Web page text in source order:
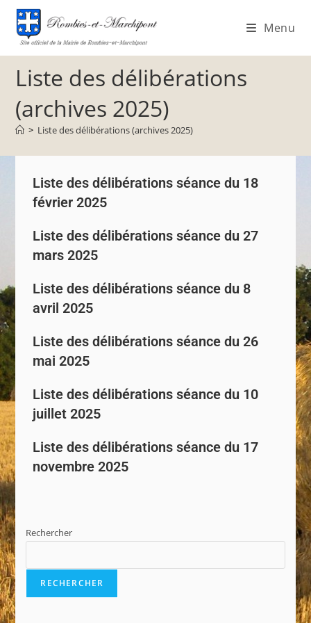
Menu
Liste des délibérations
(archives 2025)
> Liste des délibérations (archives 2025)
Liste des délibérations séance du 18
février 2025
Liste des délibérations séance du 27
mars 2025
Liste des délibérations séance du 8
avril 2025
Liste des délibérations séance du 26
mai 2025
Liste des délibérations séance du 10
juillet 2025
Liste des délibérations séance du 17
novembre 2025
Rechercher
RECHERCHER